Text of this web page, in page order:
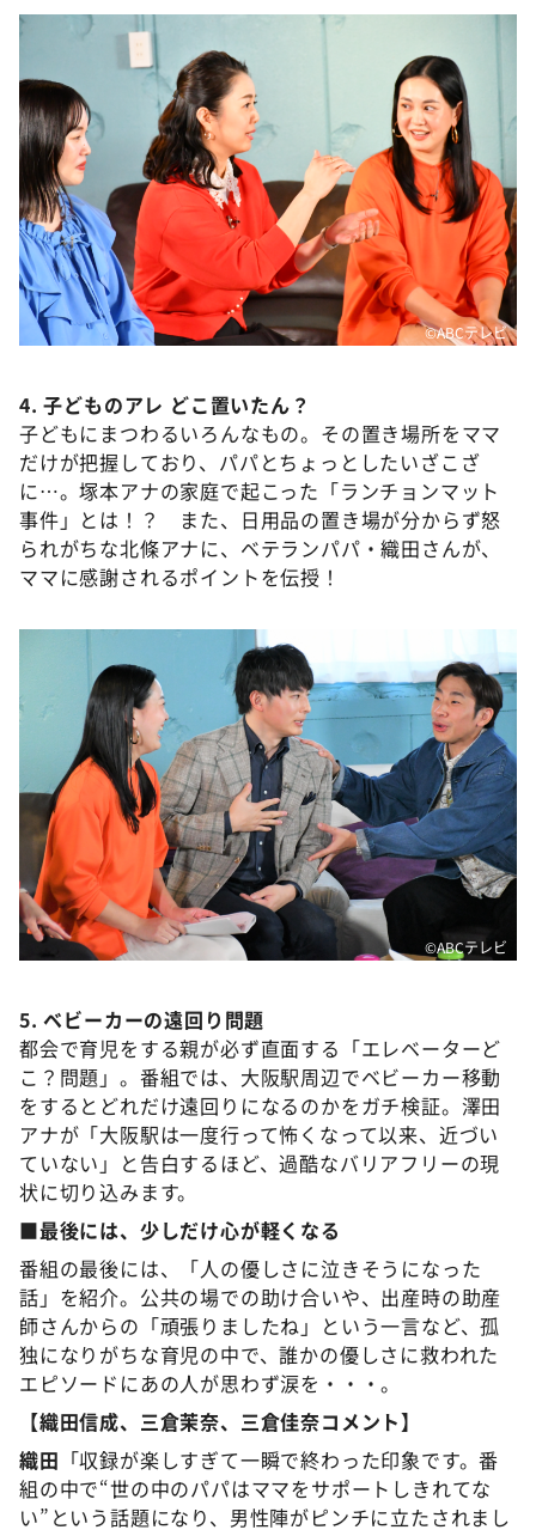
©ABCテレビ
4. 子どものアレ どこ置いたん？
子どもにまつわるいろんなもの。その置き場所をママ
だけが把握しており、パパとちょっとしたいざこざ
に…。塚本アナの家庭で起こった「ランチョンマット
事件」とは！？ また、日用品の置き場が分からず怒
られがちな北條アナに、ベテランパパ・織田さんが、
ママに感謝されるポイントを伝授！
©ABCテレビ
5. ベビーカーの遠回り問題
都会で育児をする親が必ず直面する「エレベーターど
こ？問題」。番組では、大阪駅周辺でベビーカー移動
をするとどれだけ遠回りになるのかをガチ検証。澤田
アナが「大阪駅は一度行って怖くなって以来、近づい
ていない」と告白するほど、過酷なバリアフリーの現
状に切り込みます。
■最後には、少しだけ心が軽くなる
番組の最後には、「人の優しさに泣きそうになった
話」を紹介。公共の場での助け合いや、出産時の助産
師さんからの「頑張りましたね」という一言など、孤
独になりがちな育児の中で、誰かの優しさに救われた
エピソードにあの人が思わず涙を・・・。
【織田信成、三倉茉奈、三倉佳奈コメント】
織田 「収録が楽しすぎて一瞬で終わった印象です。番
組の中で“世の中のパパはママをサポートしきれてな
い”という話題になり、男性陣がピンチに立たされまし